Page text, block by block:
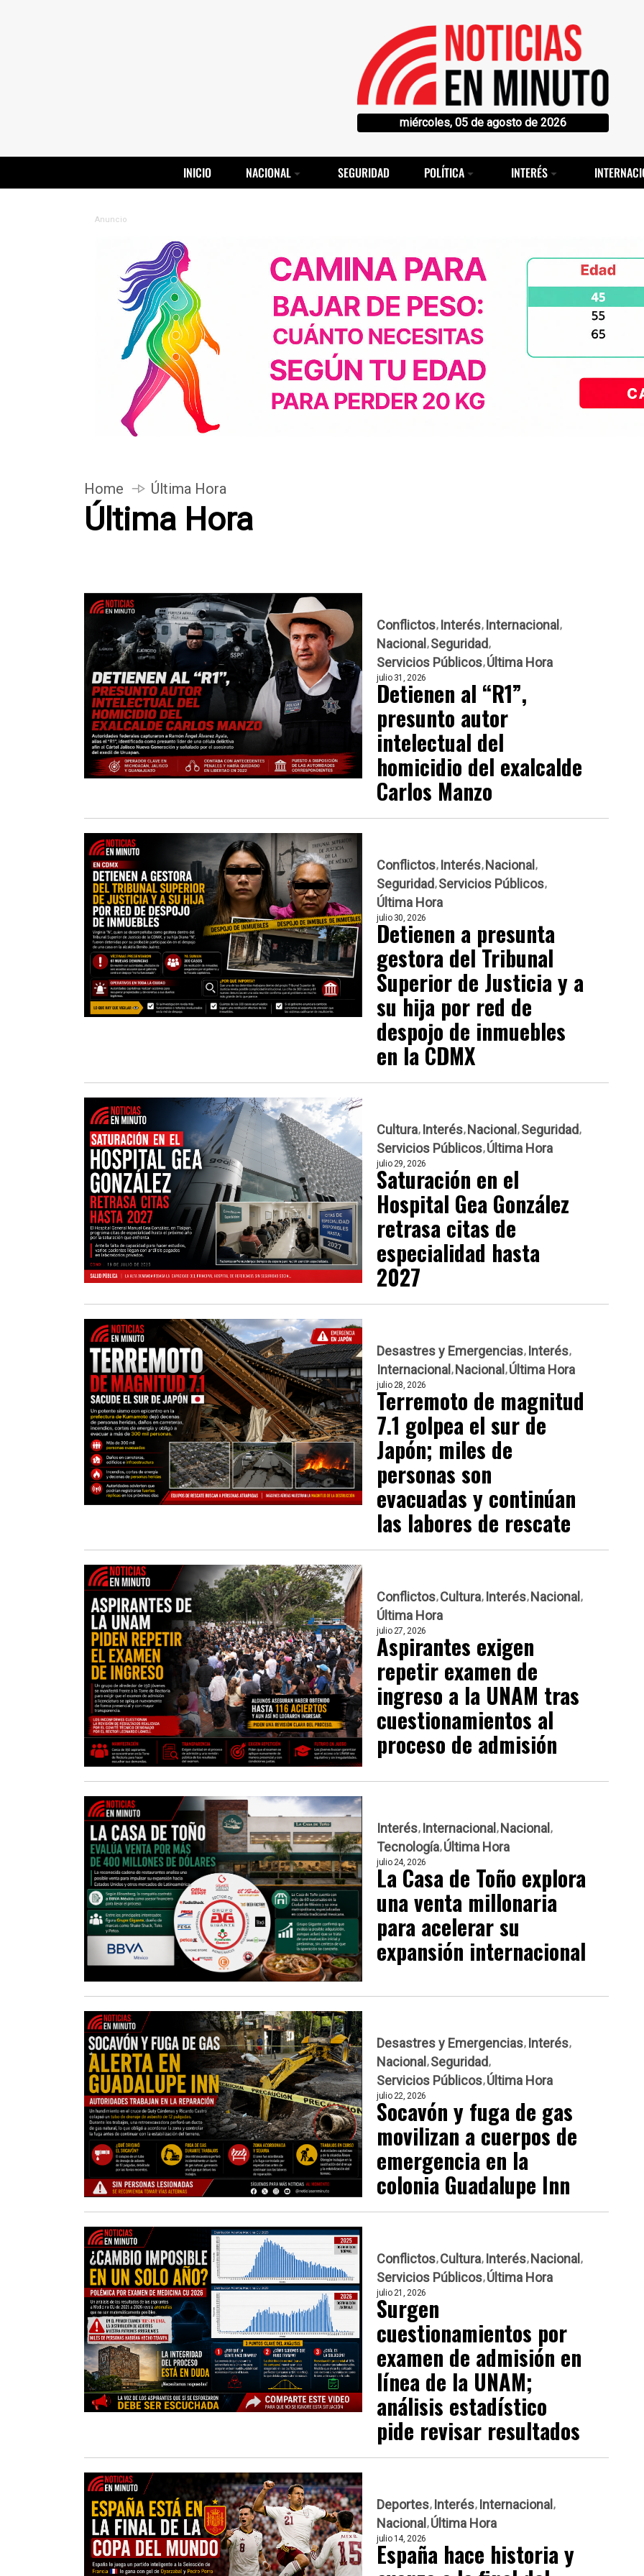
miércoles, 05 de agosto de 2026
INICIO NACIONAL SEGURIDAD POLÍTICA INTERÉS
Anuncio
Home Última Hora
Última Hora
Conflictos Interés Internacional
Nacional Seguridad
Servicios Públicos Última Hora
julio 31, 2026
Detienen al “R1”,
presunto autor
intelectual del
homicidio del exalcalde
Carlos Manzo
Conflictos Interés Nacional
Seguridad Servicios Públicos
Última Hora
julio 30, 2026
Detienen a presunta
gestora del Tribunal
Superior de Justicia y a
su hija por red de
despojo de inmuebles
en la CDMX
Cultura Interés Nacional Seguridad
Servicios Públicos Última Hora
julio 29, 2026
Saturación en el
Hospital Gea González
retrasa citas de
especialidad hasta
2027
Desastres y Emergencias Interés
Internacional Nacional Última Hora
julio 28, 2026
Terremoto de magnitud
7.1 golpea el sur de
Japón; miles de
personas son
evacuadas y continúan
las labores de rescate
Conflictos Cultura Interés Nacional
Última Hora
julio 27, 2026
Aspirantes exigen
repetir examen de
ingreso a la UNAM tras
cuestionamientos al
proceso de admisión
Interés Internacional Nacional
Tecnología Última Hora
julio 24, 2026
La Casa de Toño explora
una venta millonaria
para acelerar su
expansión internacional
Desastres y Emergencias Interés
Nacional Seguridad
Servicios Públicos Última Hora
julio 22, 2026
Socavón y fuga de gas
movilizan a cuerpos de
emergencia en la
colonia Guadalupe Inn
Conflictos Cultura Interés Nacional
Servicios Públicos Última Hora
julio 21, 2026
Surgen
cuestionamientos por
examen de admisión en
línea de la UNAM;
análisis estadístico
pide revisar resultados
Deportes Interés Internacional
Nacional Última Hora
julio 14, 2026
España hace historia y